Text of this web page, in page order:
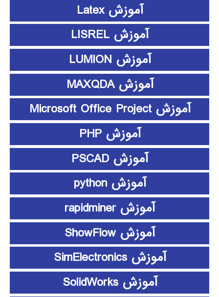
آموزش Latex
آموزش LISREL
آموزش LUMION
آموزش MAXQDA
آموزش Microsoft Office Project
آموزش PHP
آموزش PSCAD
آموزش python
آموزش rapidminer
آموزش ShowFlow
آموزش SimElectronics
آموزش SolidWorks